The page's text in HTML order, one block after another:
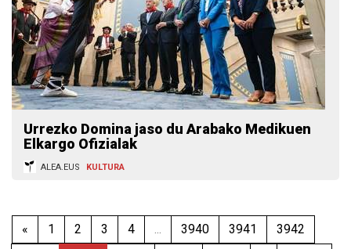
Urrezko Domina jaso du Arabako Medikuen
Elkargo Ofizialak
ALEA.EUS KULTURA
« 1 2 3 4 ... 3940 3941
3942